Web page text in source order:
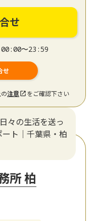
せ
00:00〜23:59
せ
注意 をご確認下さい
々の生活を送っ
ト｜千葉県・柏
所 柏